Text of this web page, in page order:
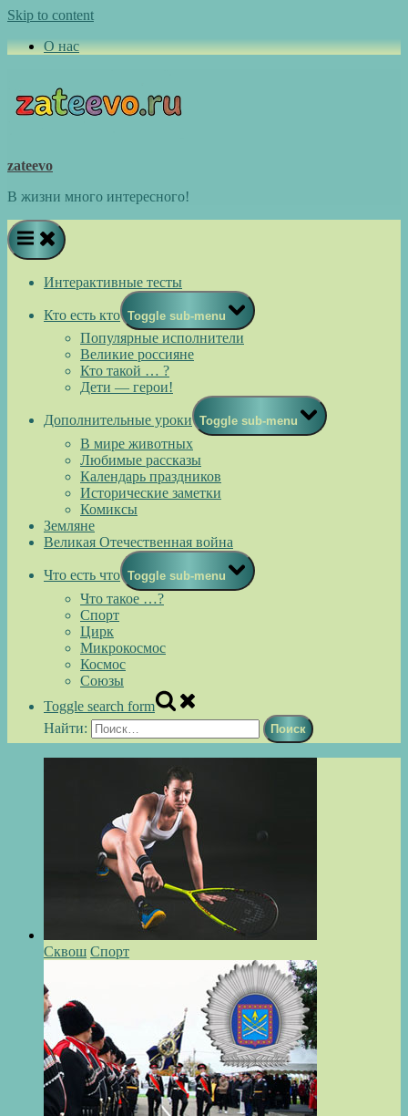
Skip to content
О нас
zateevo
В жизни много интересного!
Интерактивные тесты
Кто есть кто Toggle sub-menu
Популярные исполнители
Великие россияне
Кто такой … ?
Дети — герои!
Дополнительные уроки Toggle sub-menu
В мире животных
Любимые рассказы
Календарь праздников
Исторические заметки
Комиксы
Земляне
Великая Отечественная война
Что есть что Toggle sub-menu
Что такое …?
Спорт
Цирк
Микрокосмос
Космос
Союзы
Toggle search form
Найти:
Сквош Спорт